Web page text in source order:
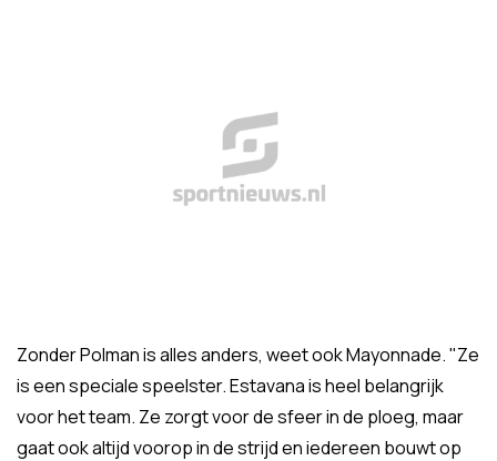
Zonder Polman is alles anders, weet ook Mayonnade. "Ze
is een speciale speelster. Estavana is heel belangrijk
voor het team. Ze zorgt voor de sfeer in de ploeg, maar
gaat ook altijd voorop in de strijd en iedereen bouwt op